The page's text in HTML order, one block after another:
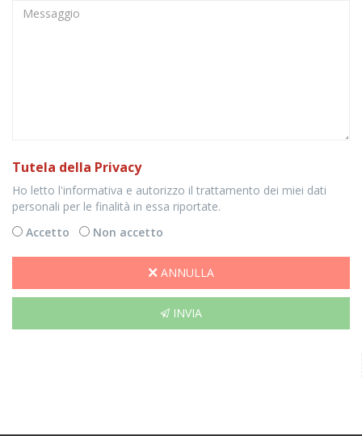
Tutela della Privacy
Ho letto l'informativa e autorizzo il trattamento dei miei dati
personali per le finalità in essa riportate.
Accetto
Non accetto
ANNULLA
INVIA